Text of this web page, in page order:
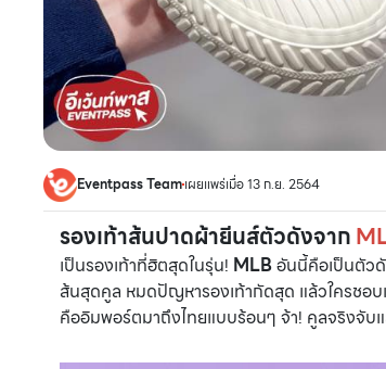
Eventpass Teamเผยแพร่เมื่อ 13 ก.ย. 2564
รองเท้าส้นปาดผ้ายีนส์ตัวดังจาก
เป็นรองเท้าที่ฮิตสุดในรุ่น! MLBอันนี้คือเป็นตัว
ส้นสุดคูล หมดปัญหารองเท้ากัดสุด แล้วใครชอบ
คืออิมพอร์ตมาถึงไทยแบบร้อนๆ จ้า! คูลจริงจั